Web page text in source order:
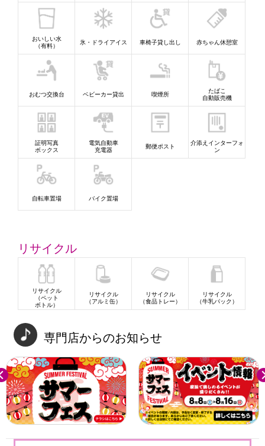
おいしい水
（有料）
氷・ドライアイス 車椅子貸し出し 赤ちゃん休憩室
おむつ交換台 ベビーカー貸出 喫煙所
たばこ
自動販売機
証明写真
ボックス
電気自動車
充電器
郵便ポスト
介添えインターフォ
ン
自転車置場 バイク置場
リサイクル
リサイクル
（ペット
ボトル）
リサイクル
（アルミ缶）
リサイクル
（食品トレー）
リサイクル
（牛乳パック）
専門店からのお知らせ